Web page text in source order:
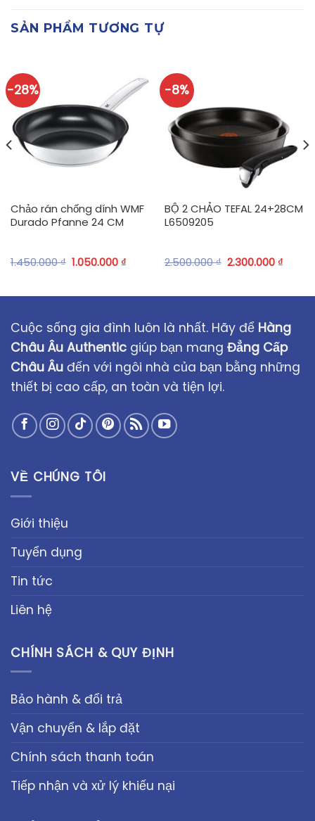
SẢN PHẨM TƯƠNG TỰ
-28%
Chảo rán chống dính WMF
Durado Pfanne 24 CM
1.450.000₫ 1.050.000 ₫
-8%
BỘ 2 CHẢO TEFAL 24+28CM
L6509205
2.500.000₫ 2.300.000 ₫
Cuộc sống gia đình luôn là nhất. Hãy để Hàng
Châu Âu Authentic giúp bạn mang Đẳng Cấp
Châu Âu đến với ngôi nhà của bạn bằng những
thiết bị cao cấp, an toàn và tiện lợi.
VỀ CHÚNG TÔI
Giới thiệu
Tuyển dụng
Tin tức
Liên hệ
CHÍNH SÁCH & QUY ĐỊNH
Bảo hành & đổi trả
Vận chuyển & lắp đặt
Chính sách thanh toán
Tiếp nhận và xử lý khiếu nại